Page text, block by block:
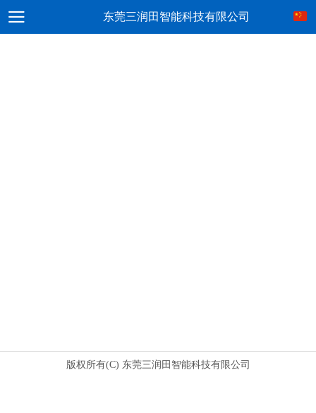
东莞三润田智能科技有限公司
版权所有(C) 东莞三润田智能科技有限公司